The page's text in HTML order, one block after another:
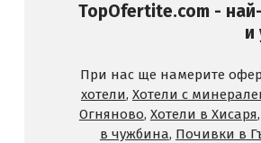
TopOfertite.com -
и
При нас ще намерите
хотели, Хотели с
Огняново, Хотели в Хисаря,
в чужбина, Почивки в